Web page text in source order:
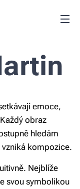
emoce,
obraz
hledám
vzniká kompozice.
Nejblíže
svou symbolikou